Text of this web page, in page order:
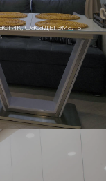
фасады эмаль